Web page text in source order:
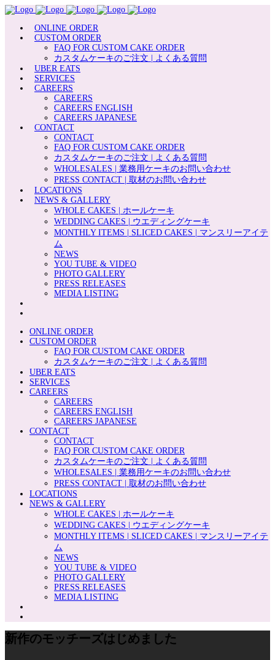
ONLINE ORDER
CUSTOM ORDER
FAQ FOR CUSTOM CAKE ORDER
カスタムケーキのご注文 | よくある質問
UBER EATS
SERVICES
CAREERS
CAREERS
CAREERS ENGLISH
CAREERS JAPANESE
CONTACT
CONTACT
FAQ FOR CUSTOM CAKE ORDER
カスタムケーキのご注文 | よくある質問
WHOLESALES | 業務用ケーキのお問い合わせ
PRESS CONTACT | 取材のお問い合わせ
LOCATIONS
NEWS & GALLERY
WHOLE CAKES | ホールケーキ
WEDDING CAKES | ウエディングケーキ
MONTHLY ITEMS | SLICED CAKES | マンスリーアイテ
ム
NEWS
YOU TUBE & VIDEO
PHOTO GALLERY
PRESS RELEASES
MEDIA LISTING
ONLINE ORDER
CUSTOM ORDER
FAQ FOR CUSTOM CAKE ORDER
カスタムケーキのご注文 | よくある質問
UBER EATS
SERVICES
CAREERS
CAREERS
CAREERS ENGLISH
CAREERS JAPANESE
CONTACT
CONTACT
FAQ FOR CUSTOM CAKE ORDER
カスタムケーキのご注文 | よくある質問
WHOLESALES | 業務用ケーキのお問い合わせ
PRESS CONTACT | 取材のお問い合わせ
LOCATIONS
NEWS & GALLERY
WHOLE CAKES | ホールケーキ
WEDDING CAKES | ウエディングケーキ
MONTHLY ITEMS | SLICED CAKES | マンスリーアイテ
ム
NEWS
YOU TUBE & VIDEO
PHOTO GALLERY
PRESS RELEASES
MEDIA LISTING
新作のモッチーズはじめました